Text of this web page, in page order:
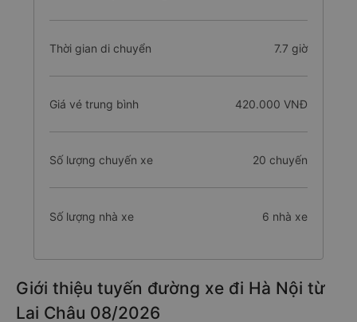
Thời gian di chuyển 7.7 giờ
Giá vé trung bình 420.000 VNĐ
Số lượng chuyến xe 20 chuyến
Số lượng nhà xe 6 nhà xe
Giới thiệu tuyến đường xe đi Hà Nội từ
Lai Châu 08/2026